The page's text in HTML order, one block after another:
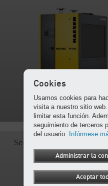
Secadores desecantes
Cookies
Usamos cookies para
visita a nuestro sitio
limitar esta función.
seguimiento de terceros
del usuario. Infórmese
Administrar la
Aceptar